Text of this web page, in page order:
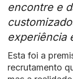
encontre e
experiência
Esta foi a
recrutamento